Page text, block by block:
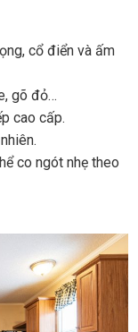
cổ điển và ấm
gõ đỏ…
cao cấp.
co ngót nhẹ theo